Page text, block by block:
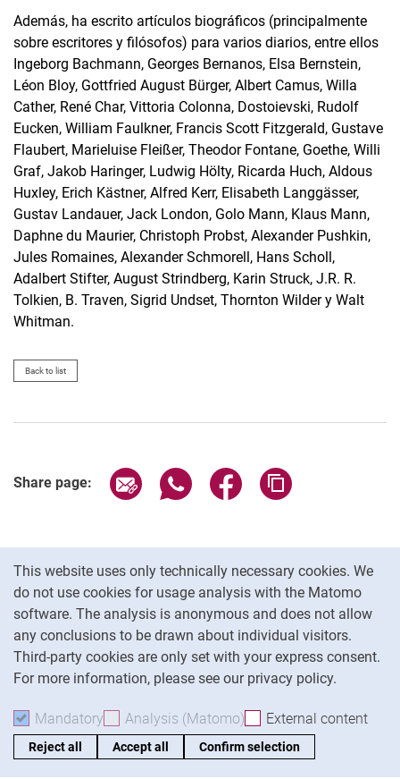
This website uses only technically necessary cookies. We
do not use cookies for usage analysis with the Matomo
software. The analysis is anonymous and does not allow
any conclusions to be drawn about individual visitors.
Third-party cookies are only set with your express consent.
For more information, please see our privacy policy.
Mandatory Accept mandatory cookies
Analysis (Matomo) Accept analysis cookies
External content
Reject all Accept all Confirm selection
Además, ha escrito artículos biográficos (principalmente
sobre escritores y filósofos) para varios diarios, entre ellos
Ingeborg Bachmann, Georges Bernanos, Elsa Bernstein,
Léon Bloy, Gottfried August Bürger, Albert Camus, Willa
Cather, René Char, Vittoria Colonna, Dostoievski, Rudolf
Eucken, William Faulkner, Francis Scott Fitzgerald, Gustave
Flaubert, Marieluise Fleißer, Theodor Fontane, Goethe, Willi
Graf, Jakob Haringer, Ludwig Hölty, Ricarda Huch, Aldous
Huxley, Erich Kästner, Alfred Kerr, Elisabeth Langgässer,
Gustav Landauer, Jack London, Golo Mann, Klaus Mann,
Daphne du Maurier, Christoph Probst, Alexander Pushkin,
Jules Romaines, Alexander Schmorell, Hans Scholl,
Adalbert Stifter, August Strindberg, Karin Struck, J.R. R.
Tolkien, B. Traven, Sigrid Undset, Thornton Wilder y Walt
Whitman.
Back to list
Share page: Share page via email
Share page via WhatsApp
Share page via
Diríjase a & Contacto
Facilidades de búsqueda
Vacantes
Cookie settings
Calendario universitario
Biblioteca universitaria
Moodle